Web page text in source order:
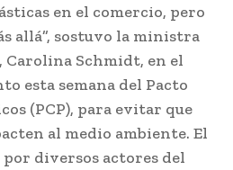
en el comercio, pero
allá”, sostuvo la ministra
Carolina Schmidt, en el
esta semana del Pacto
(PCP), para evitar que
al medio ambiente. El
diversos actores del